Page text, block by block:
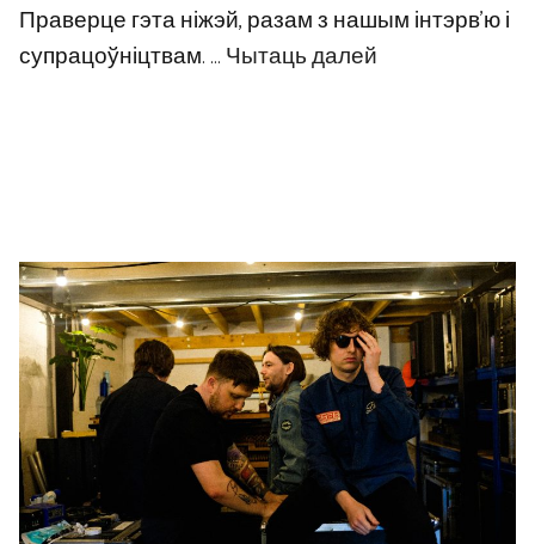
Праверце гэта ніжэй, разам з нашым інтэрв’ю і
супрацоўніцтвам. …Чытаць далей